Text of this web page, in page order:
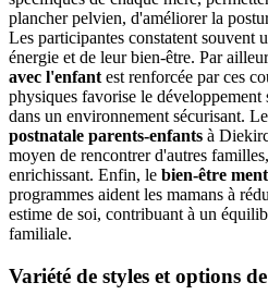
plancher pelvien, d'améliorer la
Les participantes constatent souvent
énergie et de leur bien-être. Par
avec l'enfant est renforcée par ces
physiques favorise le
dans un environnement sécurisant.
postnatale parents-enfants à
moyen de rencontrer d'autres
enrichissant. Enfin, le bien-être
programmes aident les mamans à
estime de soi, contribuant à un
familiale.
Variété de styles et options